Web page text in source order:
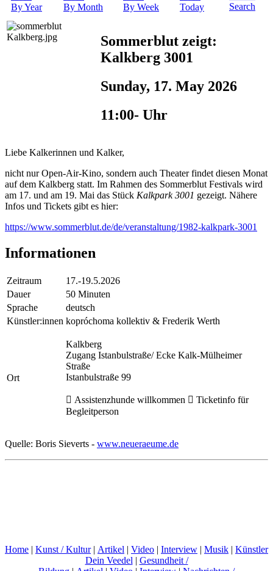
By Year By Month By Week Today Search
Sommerblut zeigt:
Kalkberg 3001
Sunday, 17. May 2026
11:00- Uhr
Liebe Kalkerinnen und Kalker,
nicht nur Open-Air-Kino, sondern auch Theater findet diesen Monat
auf dem Kalkberg statt. Im Rahmen des Sommerblut Festivals wird
am 17. und am 19. Mai das Stück Kalkpark 3001 gezeigt. Nähere
Infos und Tickets gibt es hier:
https://www.sommerblut.de/de/veranstaltung/1982-kalkpark-3001
Informationen
Zeitraum
17.-19.5.2026
Dauer
50 Minuten
Sprache
deutsch
Künstler:innen kopróchoma kollektiv & Frederik Werth
Ort
Kalkberg
Zugang Istanbulstraße/ Ecke Kalk-Mülheimer
Straße
Istanbulstraße 99
 Assistenzhunde willkommen  Ticketinfo für
Begleitperson
Quelle: Boris Sieverts - www.neueraeume.de
Home | Kunst / Kultur| Artikel | Video | Interview | Musik | Künstler
Dein Veedel | Gesundheit /